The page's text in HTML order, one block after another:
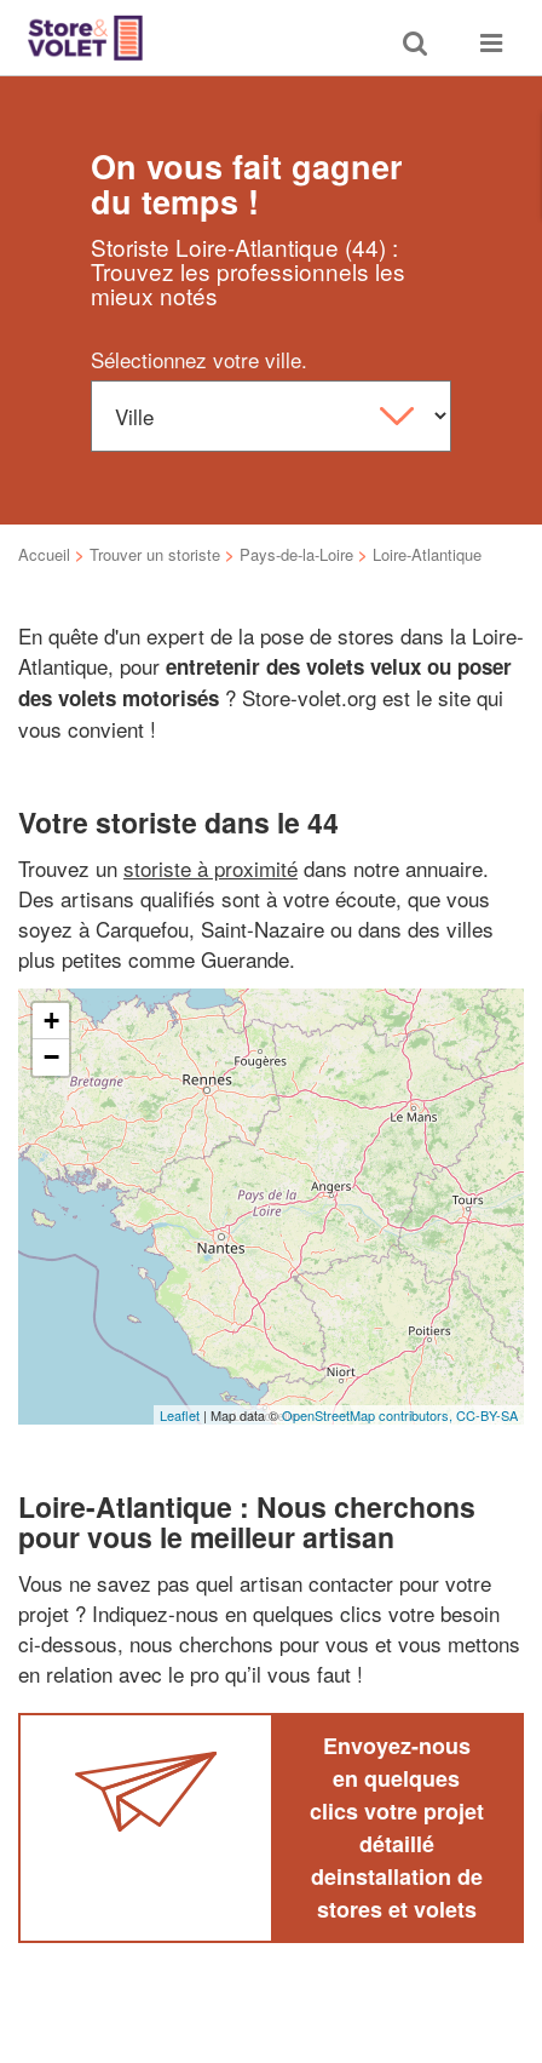
Toggle
search
Toggle
On vous fait gagner
du temps !
Storiste Loire-Atlantique (44) :
Trouvez les professionnels les
mieux notés
Sélectionnez votre ville.
Accueil > Trouver un storiste > Pays-de-la-Loire > Loire-Atlantique
En quête d'un expert de la pose de stores dans la Loire-
Atlantique, pour entretenir des volets velux ou poser
des volets motorisés ? Store-volet.org est le site qui
vous convient !
Votre storiste dans le 44
Trouvez un storiste à proximité dans notre annuaire.
Des artisans qualifiés sont à votre écoute, que vous
soyez à Carquefou, Saint-Nazaire ou dans des villes
plus petites comme Guerande.
+
−
Leaflet | Map data ©OpenStreetMap contributors, CC-BY-SA
Loire-Atlantique : Nous cherchons
pour vous le meilleur artisan
Vous ne savez pas quel artisan contacter pour votre
projet ? Indiquez-nous en quelques clics votre besoin
ci-dessous, nous cherchons pour vous et vous mettons
en relation avec le pro qu’il vous faut !
Envoyez-nous
en quelques
clics votre projet
détaillé
deinstallation de
stores et volets